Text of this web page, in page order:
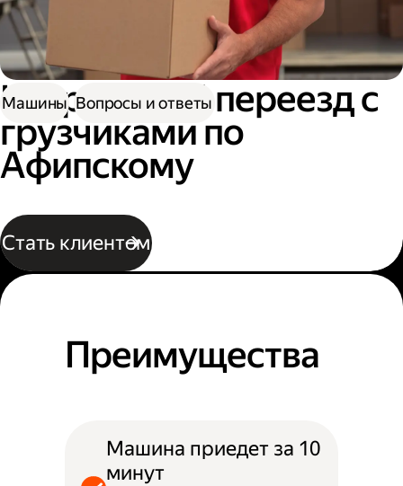
Квартирный переезд с
грузчиками по
Афипскому
Стать клиентом
Машины Вопросы и ответы
Преимущества
Машина приедет за 10
минут